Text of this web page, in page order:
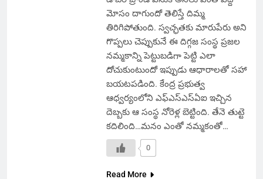
మోసం దాగుందో తెలిస్తే దిమ్మ
తిరిగిపోతుంది. స్వచ్ఛతకు మారుపేరు అని
గొప్పలు చెప్పుకునే ఈ దిగ్గజ సంస్థ ప్రజల
నమ్మకాన్ని పెట్టుబడిగా పెట్టి ఎలా
దోచుకుంటుందో ఇప్పుడు ఆధారాలతో సహా
బయటపడింది. కేంద్ర ప్రభుత్వ
ఆధ్వర్యంలోని ఎఫ్ఎస్ఎస్ఏఐ ఇచ్చిన
దెబ్బకు ఆ సంస్థ నోరెళ్ల బెట్టింది. తేనె తుట్టె
కదిలింది…మనం ఎంతో నమ్మకంతో…
0
Read More